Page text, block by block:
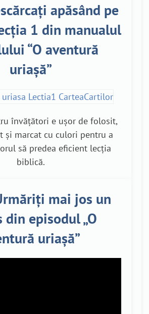
apăsând pe
1 din manualul
“O aventură
uriașă”
învățători e ușor de folosit,
și marcat cu culori pentru a
să predea eficient lecția
biblică.
mai jos un
din episodul „O
uriașă”